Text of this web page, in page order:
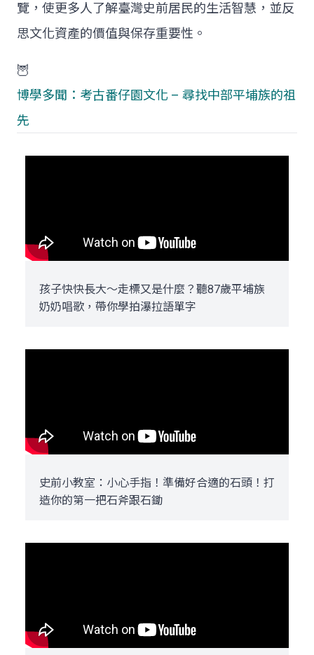
覽，使更多人了解臺灣史前居民的生活智慧，並反
思文化資產的價值與保存重要性。
🦉
博學多聞：考古番仔園文化 – 尋找中部平埔族的祖
先
孩子快快長大～走標又是什麼？聽87歲平埔族
奶奶唱歌，帶你學拍瀑拉語單字
史前小教室：小心手指！準備好合適的石頭！打
造你的第一把石斧跟石鋤